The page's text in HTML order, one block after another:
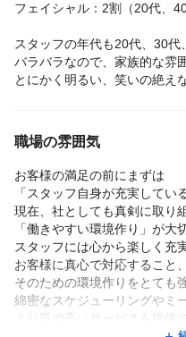
フェイシャル：2割（20代、
スタッフの年代も20代、30代
バラバラなので、家族的な雰
とにかく明るい、笑いの絶え
職場の雰囲気
お客様の満足の前にまずは
「スタッフ自身が充実してい
現在、社としても真剣に取り
「働きやすい環境作り」が大
スタッフには心から楽しく充
お客様に真心で対応すること、
そのための環境作りをとても
綿密なスケジューリングやミ
より質の高いサービスを提供